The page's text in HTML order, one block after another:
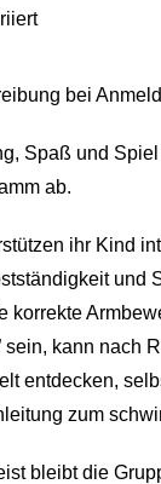
bei
Spaß und
ab.
ihr Kind
und
kann nach
entdecken,
zum
bleibt die